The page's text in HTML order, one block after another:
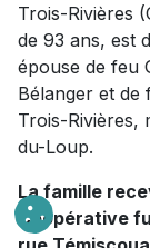
Trois-Rivières
de 93 ans, est
épouse de feu
Bélanger et de
Trois-Rivières,
du-Loup.
La famille
Coopérative